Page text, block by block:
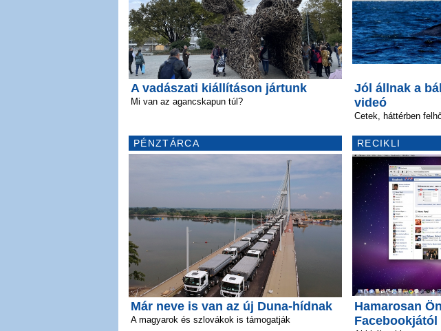
A vadászati kiállításon jártunk
Mi van az agancskapun túl?
PÉNZTÁRCA
Már neve is van az új Duna-hídnak
A magyarok és szlovákok is támogatják
Jól állnak a
videó
Cetek, háttérben
RECIKLI
Hamarosan
Facebookjától